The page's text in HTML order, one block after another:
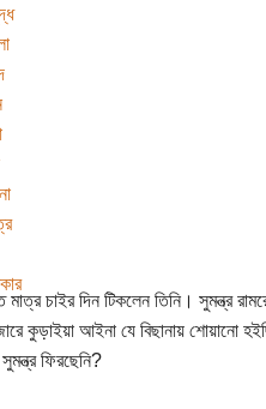
চাইর দিন টিকলেন তিনি। সুমন্ত্র
কুড়াইয়া আইনা যে বিছানায় শোয়ানো
ফিরছেনি?